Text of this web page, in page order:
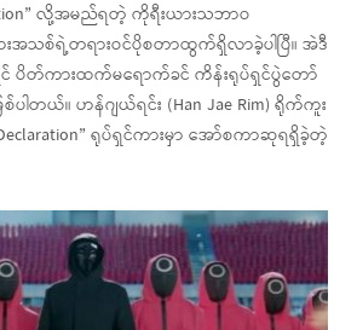
လို့အမည်ရတဲ့ ကိုရီးယားသဘာဝ
းအသစ်ရဲ့တရားဝင်ပိုစတာထွက်ရှိလာခဲ့ပါပြီ။ အဲဒီ
ပိတ်ကားထက်မရောက်ခင် ကိန်းရုပ်ရှင်ပွဲတော်
ပါတယ်။ ဟန်ဂျယ်ရင်း (Han Jae Rim) ရိုက်ကူး
ရုပ်ရှင်ကားမှာ အော်စကာဆုရရှိခဲ့တဲ့